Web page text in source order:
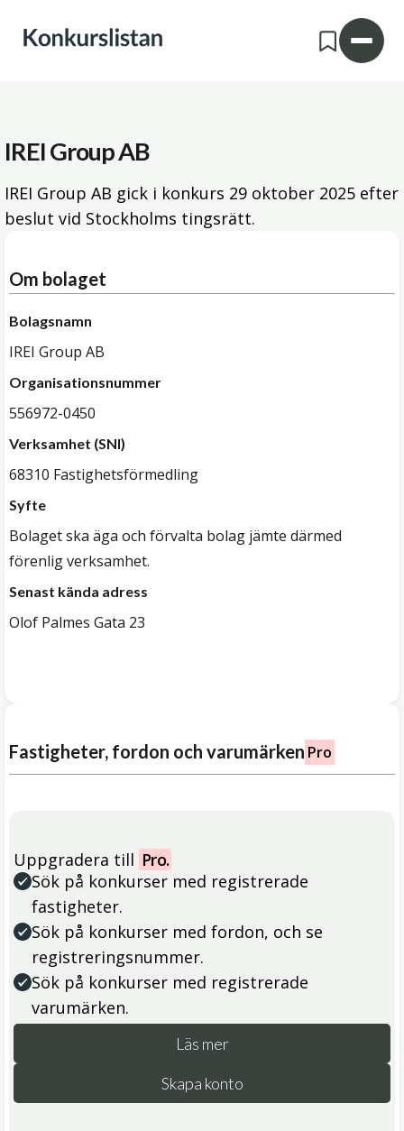
IREI Group AB
IREI Group AB gick i konkurs 29 oktober 2025 efter
beslut vid Stockholms tingsrätt.
Om bolaget
Bolagsnamn
IREI Group AB
Organisationsnummer
556972-0450
Verksamhet (SNI)
68310 Fastighetsförmedling
Syfte
Bolaget ska äga och förvalta bolag jämte därmed
förenlig verksamhet.
Senast kända adress
Olof Palmes Gata 23
Fastigheter, fordon och varumärken Pro
Uppgradera till Pro.
Sök på konkurser med registrerade
fastigheter.
Sök på konkurser med fordon, och se
registreringsnummer.
Sök på konkurser med registrerade
varumärken.
Läs mer
Skapa konto